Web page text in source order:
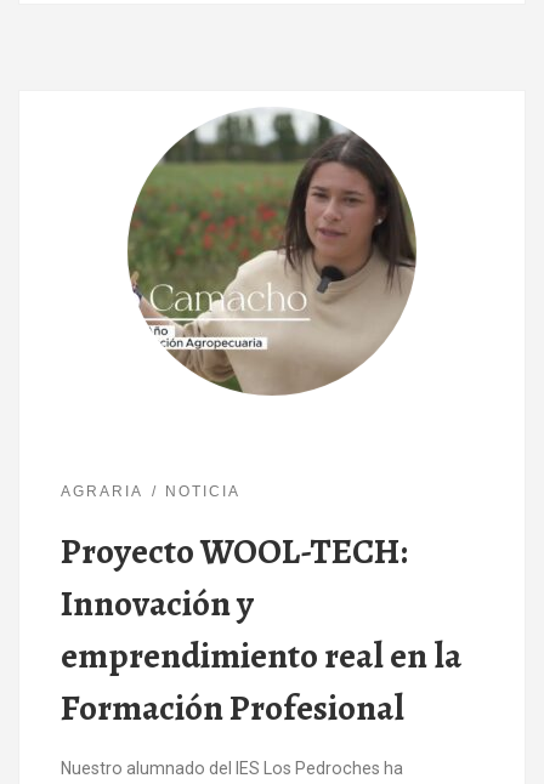
AGRARIA NOTICIA
Proyecto WOOL-TECH:
Innovación y
emprendimiento real en la
Formación Profesional
Nuestro alumnado del IES Los Pedroches ha